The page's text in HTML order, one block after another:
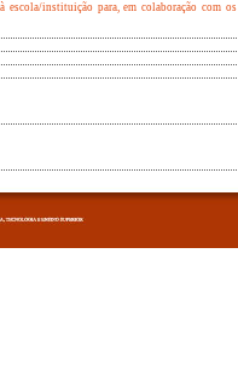
instituição para, em colaboração com os